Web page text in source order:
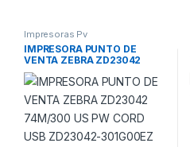
Impresoras Pv
IMPRESORA PUNTO DE
VENTA ZEBRA ZD23042
74M/300 US PW CORD USB
ZD23042-301G00EZ